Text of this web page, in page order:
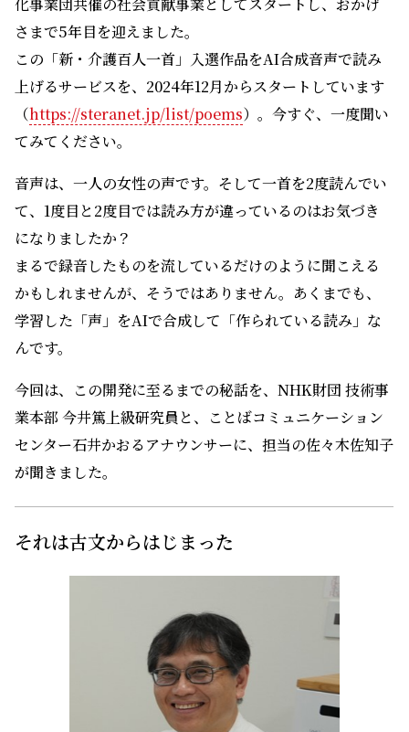
さまで5年目を迎えました。
この「新・介護百人一首」入選作品をAI合成音声で読み
上げるサービスを、2024年12月からスタートしています
（https://steranet.jp/list/poems）。今すぐ、一度聞い
てみてください。
音声は、一人の女性の声です。そして一首を2度読んでい
て、1度目と2度目では読み方が違っているのはお気づき
になりましたか？
まるで録音したものを流しているだけのように聞こえる
かもしれませんが、そうではありません。あくまでも、
学習した「声」をAIで合成して「作られている読み」な
んです。
今回は、この開発に至るまでの秘話を、NHK財団 技術事
業本部 今井篤上級研究員と、ことばコミュニケーション
センター石井かおるアナウンサーに、担当の佐々木佐知子
が聞きました。
それは古文からはじまった